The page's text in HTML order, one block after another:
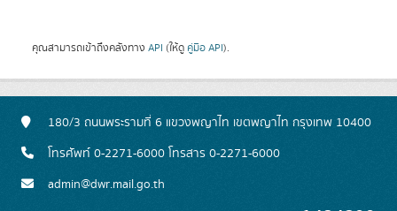
คุณสามารถเข้าถึงคลังทาง API (ให้ดู คู่มือ API).
180/3 ถนนพระรามที่ 6 แขวงพญาไท เขตพญาไท กรุงเทพ 10400
โทรศัพท์ 0-2271-6000 โทรสาร 0-2271-6000
admin@dwr.mail.go.th